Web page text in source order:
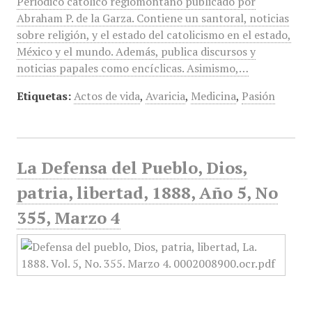
Abraham P. de la Garza. Contiene un santoral, noticias
sobre religión, y el estado del catolicismo en el estado,
México y el mundo. Además, publica discursos y
noticias papales como encíclicas. Asimismo,…
Etiquetas: Actos de vida, Avaricia, Medicina, Pasión
La Defensa del Pueblo, Dios,
patria, libertad, 1888, Año 5, No
355, Marzo 4